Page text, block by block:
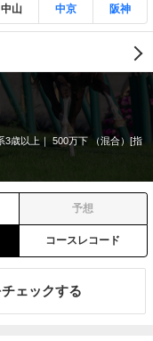
中山 中京 阪神
3歳以上
500万下 （混合）[指
予想
コースレコード
ェックする